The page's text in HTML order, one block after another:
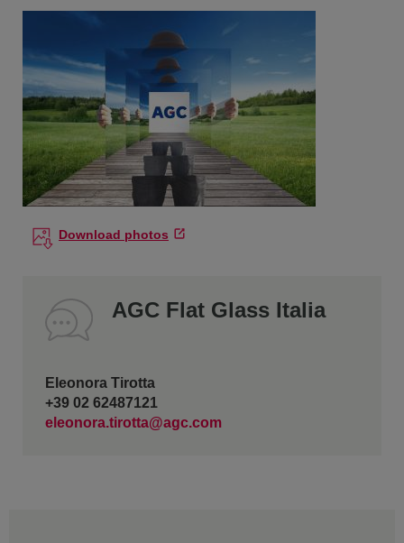
Download photos
AGC Flat Glass Italia
Eleonora Tirotta
+39 02 62487121
eleonora.tirotta@agc.com